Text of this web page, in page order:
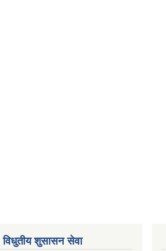
विधुतीय शुसासन सेवा